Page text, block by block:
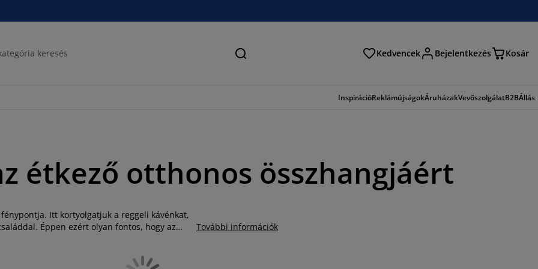
Keresés Kedvencek Bejelentkezés Kosár
InspirációReklámújságokÁruházakVevőszolgálatB2BÁllás
étkező otthonos összhangjáért
Itt kortyolgatjuk a reggeli kávénkat,
Éppen ezért olyan fontos, hogy az
remek étkezőgarnitúrákat kínál Önnek, ennek
További információk